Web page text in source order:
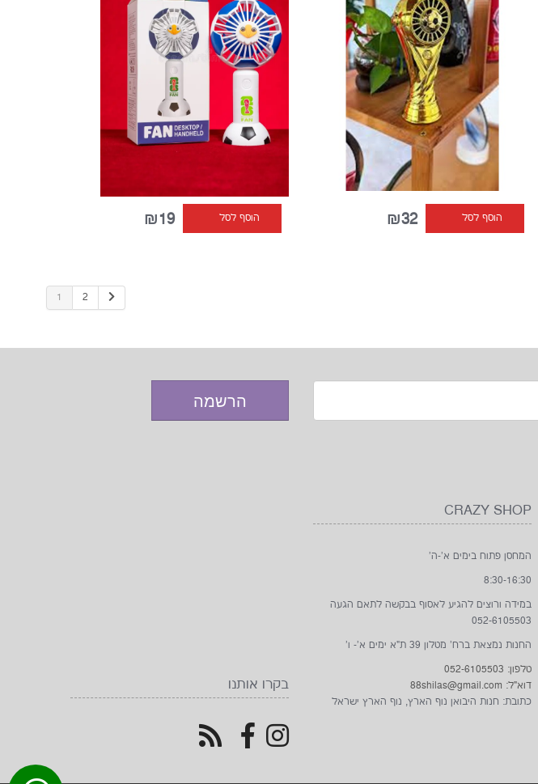
הוסף לסל ₪32 הוסף לסל ₪19
1 2
CRAZY SHOP
המחסן פתוח בימים א'-ה'
8:30-16:30
במידה ורוצים להגיע לאסוף בבקשה לתאם הגעה
052-6105503
החנות נמצאת ברח' מטלון 39 ת"א ימים א'- ו'
טלפון: 052-6105503
דוא"ל: 88shilas@gmail.com
כתובת: חנות היבואן נוף הארץ, נוף הארץ ישראל
בקרו אותנו